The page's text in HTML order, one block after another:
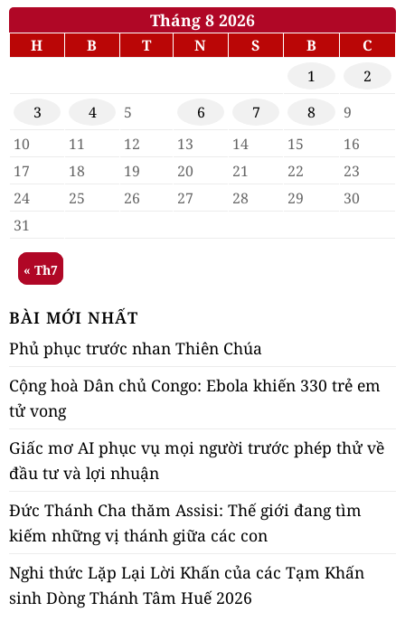
Tháng 8 2026
H B T N S B
C
1
2
3
4 5 6 7 8
9
10
11 12 13 14 15
16
17
18 19 20 21 22
23
24
25 26 27 28 29
30
31
« Th7
BÀI MỚI NHẤT
Phủ phục trước nhan Thiên Chúa
Cộng hoà Dân chủ Congo: Ebola khiến 330 trẻ em
tử vong
Giấc mơ AI phục vụ mọi người trước phép thử về
đầu tư và lợi nhuận
Đức Thánh Cha thăm Assisi: Thế giới đang tìm
kiếm những vị thánh giữa các con
Nghi thức Lặp Lại Lời Khấn của các Tạm Khấn
sinh Dòng Thánh Tâm Huế 2026